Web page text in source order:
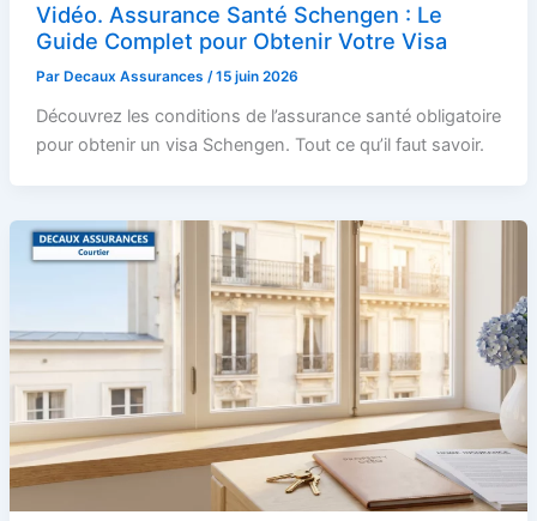
Vidéo. Assurance Santé Schengen : Le
Guide Complet pour Obtenir Votre Visa
Par Decaux Assurances /15 juin 2026
Découvrez les conditions de l’assurance santé obligatoire
pour obtenir un visa Schengen. Tout ce qu’il faut savoir.